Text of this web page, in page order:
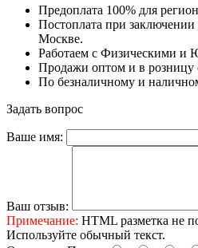
Предоплата 100% для
Постоплата при
Москве.
Работаем с Физическими и
Продажи оптом и в розницу
По безналичному и
Задать вопрос
Ваше имя:
Ваш отзыв:
Примечание: HTML разметка не
Используйте обычный текст.